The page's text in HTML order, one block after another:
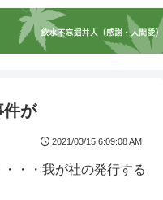
件が
2021/03/15 6:09:08 AM
・・我が社の発行する